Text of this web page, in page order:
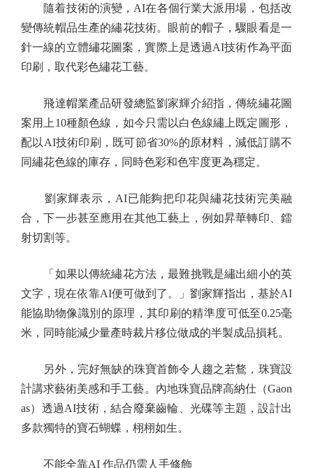
隨着技術的演變，AI在各個行業大派用場，包括改
變傳統帽品生產的繡花技術。眼前的帽子，驟眼看是一
針一線的立體繡花圖案，實際上是透過AI技術作為平面
印刷，取代彩色繡花工藝。
飛達帽業產品研發總監劉家輝介紹指，傳統繡花圖
案用上10種顏色線，如今只需以白色線繡上既定圖形，
配以AI技術印刷，既可節省30%的原材料，減低訂購不
同繡花色線的庫存，同時色彩和色牢度更為穩定。
劉家輝表示，AI已能夠把印花與繡花技術完美融
合，下一步甚至應用在其他工藝上，例如昇華轉印、鐳
射切割等。
「如果以傳統繡花方法，最難挑戰是繡出細小的英
文字，現在依靠AI便可做到了。」劉家輝指出，基於AI
能協助物像識別的原理，其印刷的精準度可低至0.25毫
米，同時能減少量產時裁片移位做成的半製成品損耗。
另外，完好無缺的珠寶首飾令人趨之若鶩，珠寶設
計講求藝術美感和手工藝。內地珠寶品牌高納仕（Gaon
as）透過AI技術，結合廢棄齒輪、光碟等主題，設計出
多款獨特的寶石蝴蝶，栩栩如生。
不能全靠AI 作品仍需人手修飾